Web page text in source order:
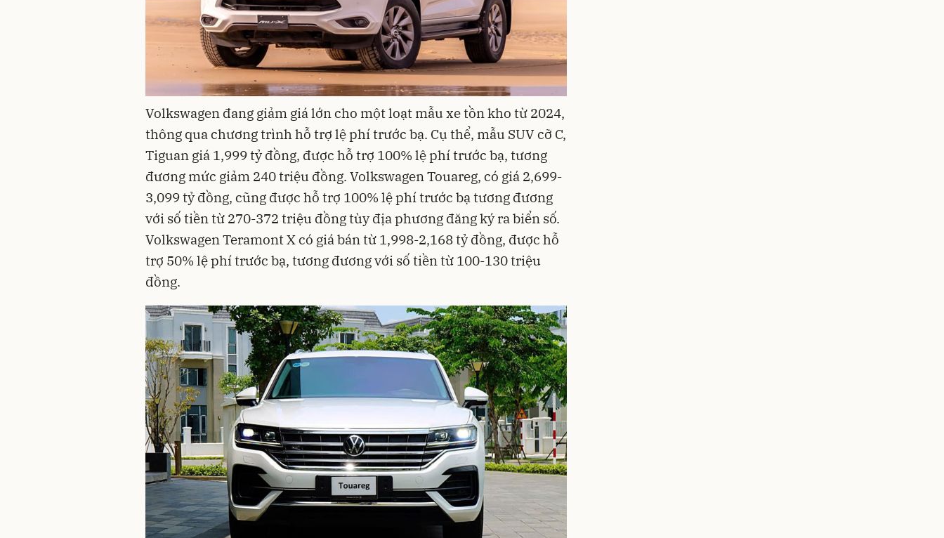
Volkswagen đang giảm giá lớn cho một loạt mẫu xe tồn kho từ 2024,
thông qua chương trình hỗ trợ lệ phí trước bạ. Cụ thể, mẫu SUV cỡ C,
Tiguan giá 1,999 tỷ đồng, được hỗ trợ 100% lệ phí trước bạ, tương
đương mức giảm 240 triệu đồng. Volkswagen Touareg, có giá 2,699-
3,099 tỷ đồng, cũng được hỗ trợ 100% lệ phí trước bạ tương đương
với số tiền từ 270-372 triệu đồng tùy địa phương đăng ký ra biển số.
Volkswagen Teramont X có giá bán từ 1,998-2,168 tỷ đồng, được hỗ
trợ 50% lệ phí trước bạ, tương đương với số tiền từ 100-130 triệu
đồng.